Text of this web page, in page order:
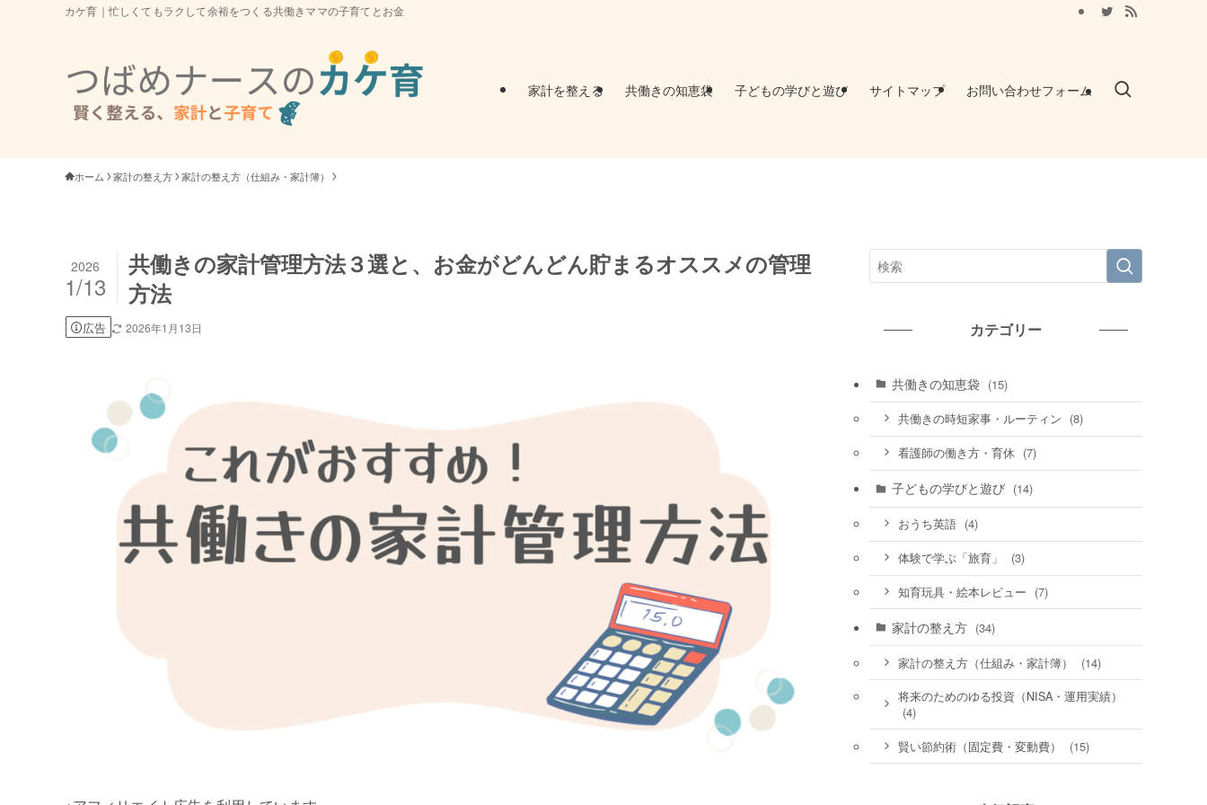
カケ育｜忙しくてもラクして余裕をつくる共働きママの子育てとお金
家計を整える 共働きの知恵袋 子どもの学びと遊び サイトマップ お問い合わせフォーム
ホーム 家計の整え方 家計の整え方（仕組み・家計簿）
共働きの家計管理方法３選と、お金がどんどん貯まるオススメの管理
方法
2026
1/13
広告 2026年1月13日 カテゴリー
共働きの知恵袋 (15)
共働きの時短家事・ルーティン (8)
看護師の働き方・育休 (7)
子どもの学びと遊び (14)
おうち英語 (4)
体験で学ぶ「旅育」 (3)
知育玩具・絵本レビュー (7)
家計の整え方 (34)
家計の整え方（仕組み・家計簿） (14)
将来のためのゆる投資（NISA・運用実績）
(4)
賢い節約術（固定費・変動費） (15)